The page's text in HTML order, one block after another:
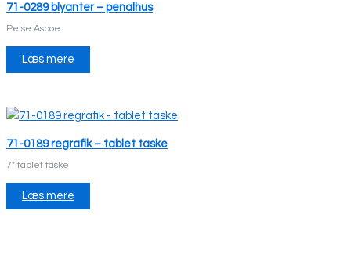
71-0289 blyanter – penalhus
Pelse Asboe
Læs mere
71-0189 regrafik – tablet taske
7" tablet taske
Læs mere